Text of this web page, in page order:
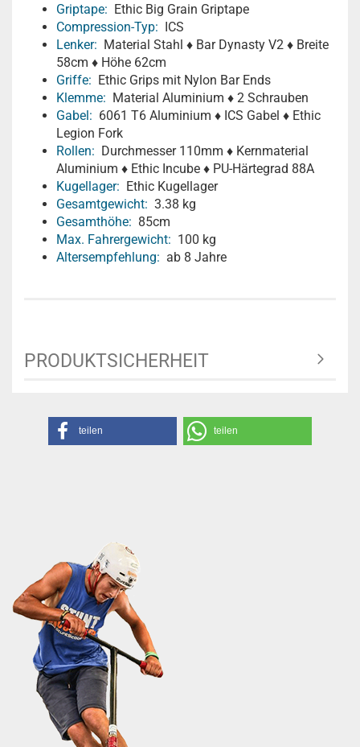
Griptape: Ethic Big Grain Griptape
Compression-Typ: ICS
Lenker: Material Stahl ♦ Bar Dynasty V2 ♦ Breite
58cm ♦ Höhe 62cm
Griffe: Ethic Grips mit Nylon Bar Ends
Klemme: Material Aluminium ♦ 2 Schrauben
Gabel: 6061 T6 Aluminium ♦ ICS Gabel ♦ Ethic
Legion Fork
Rollen: Durchmesser 110mm ♦ Kernmaterial
Aluminium ♦ Ethic Incube ♦ PU-Härtegrad 88A
Kugellager: Ethic Kugellager
Gesamtgewicht: 3.38 kg
Gesamthöhe: 85cm
Max. Fahrergewicht: 100 kg
Altersempfehlung: ab 8 Jahre
PRODUKTSICHERHEIT
teilen teilen